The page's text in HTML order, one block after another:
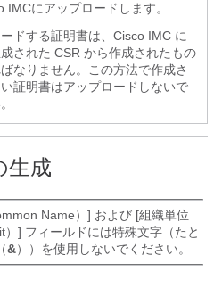
IMCにアップロードします。
ドする証明書は、 Cisco IMC に
された CSR から作成されたもの
なりません。この方法で作成さ
証明書はアップロードしないで
生成
Name）] および [組織単位
）] フィールドには特殊文字（たと
&））を使用しないでください。